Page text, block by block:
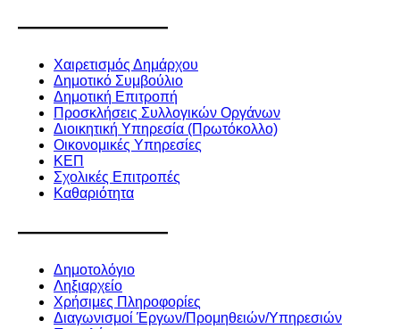
———————
Χαιρετισμός Δημάρχου
Δημοτικό Συμβούλιο
Δημοτική Επιτροπή
Προσκλήσεις Συλλογικών Οργάνων
Διοικητική Υπηρεσία (Πρωτόκολλο)
Οικονομικές Υπηρεσίες
ΚΕΠ
Σχολικές Επιτροπές
Καθαριότητα
———————
Δημοτολόγιο
Ληξιαρχείο
Χρήσιμες Πληροφορίες
Διαγωνισμοί Έργων/Προμηθειών/Υπηρεσιών